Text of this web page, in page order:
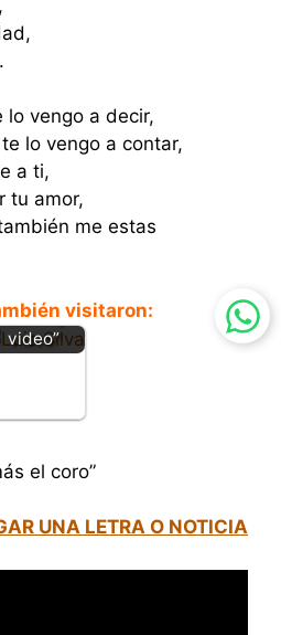
vengo a decir,
lo vengo a contar,
a ti,
tu amor,
me estas
visitaron:
“Letra y
video”
el coro”
UNA LETRA O NOTICIA